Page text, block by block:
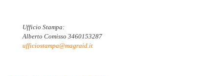
Ufficio Stampa:
Alberto Comisso 3460153287
ufficiostampa@magraid.it